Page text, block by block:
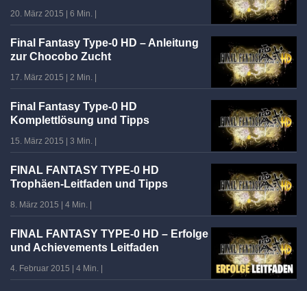
20. März 2015 6 Min.
Final Fantasy Type-0 HD – Anleitung
zur Chocobo Zucht
17. März 2015 2 Min.
Final Fantasy Type-0 HD
Komplettlösung und Tipps
15. März 2015 3 Min.
FINAL FANTASY TYPE-0 HD
Trophäen-Leitfaden und Tipps
8. März 2015 4 Min.
FINAL FANTASY TYPE-0 HD – Erfolge
und Achievements Leitfaden
4. Februar 2015 4 Min.